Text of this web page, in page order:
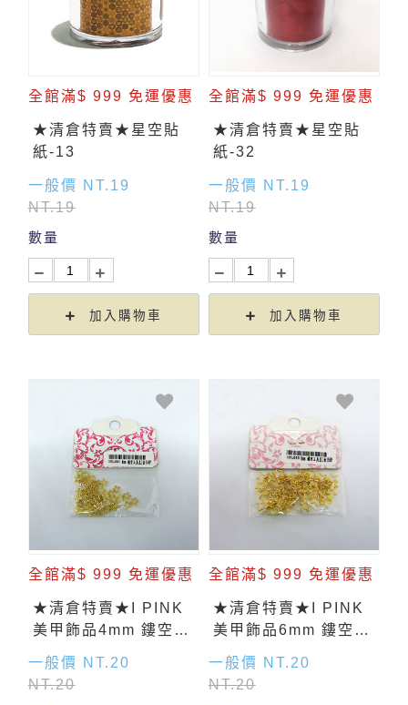
全館滿$ 999 免運優惠
★清倉特賣★星空貼
紙-13
一般價 NT.19
NT.19
數量
加入購物車
全館滿$ 999 免運優惠
★清倉特賣★星空貼
紙-32
一般價 NT.19
NT.19
數量
加入購物車
全館滿$ 999 免運優惠
★清倉特賣★I PINK
美甲飾品4mm 鏤空星
形(金) 50入
一般價 NT.20
NT.20
全館滿$ 999 免運優惠
★清倉特賣★I PINK
美甲飾品6mm 鏤空星
形(金) 50入
一般價 NT.20
NT.20